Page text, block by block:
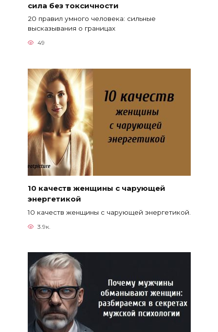
сила без токсичности
20 правил умного человека: сильные
высказывания о границах
49
10 качеств женщины с чарующей
энергетикой
10 качеств женщины с чарующей энергетикой.
3.9к.